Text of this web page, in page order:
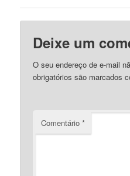
Deixe um
O seu endereço de e-mail
obrigatórios são marcados
Comentário*